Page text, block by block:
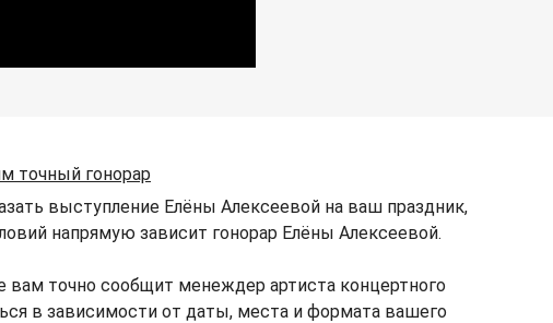
точный гонорар
выступление Елёны Алексеевой на ваш праздник,
напрямую зависит гонорар Елёны Алексеевой.
точно сообщит менеждер артиста концертного
в зависимости от даты, места и формата вашего